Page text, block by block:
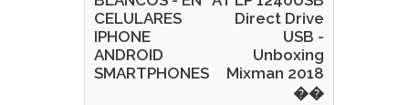
CELULARES
IPHONE
ANDROID
SMARTPHONES
Direct Drive
USB -
Unboxing
Mixman 2018
��